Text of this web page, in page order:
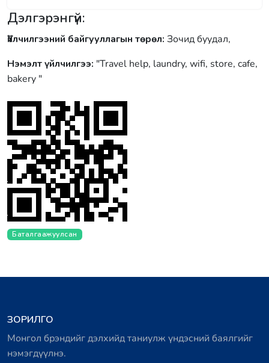
Дэлгэрэнгүй:
Үйлчилгээний байгууллагын төрөл: Зочид буудал,
Нэмэлт үйлчилгээ: "Travel help, laundry, wifi, store, cafe,
bakery "
Баталгаажуулсан
ЗОРИЛГО
Монгол брэндийг дэлхийд таниулж үндэсний баялгийг
нэмэгдүүлнэ.